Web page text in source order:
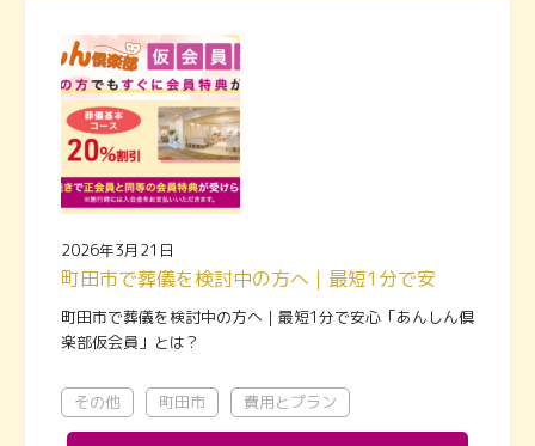
2026年3月21日
町田市で葬儀を検討中の方へ｜最短1分で安心「あんしん倶
楽部仮会員」とは？
その他 町田市 費用とプラン